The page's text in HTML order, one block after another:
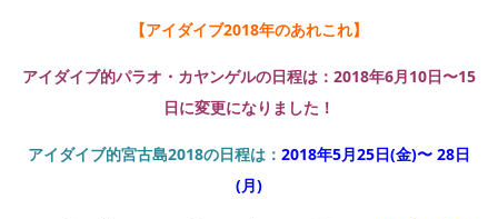
【アイダイブ2018年のあれこれ】
アイダイブ的パラオ・カヤンゲルの日程は：2018年6月10日〜15
日に変更になりました！
アイダイブ的宮古島2018の日程は： 2018年5月25日(金)〜 28日
(月)